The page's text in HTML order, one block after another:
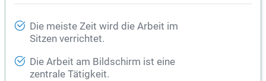
Die meiste Zeit wird die Arbeit im
Sitzen verrichtet.
Die Arbeit am Bildschirm ist eine
zentrale Tätigkeit.